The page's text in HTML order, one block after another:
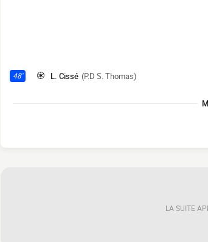
48' L. Cissé (P.D S. Thomas)
LA SUITE